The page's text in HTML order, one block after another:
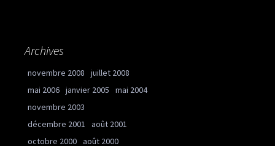
Archives
novembre 2008
juillet 2008
mai 2006 janvier 2005
mai 2004
novembre 2003
décembre 2001
août 2001
octobre 2000 août 2000